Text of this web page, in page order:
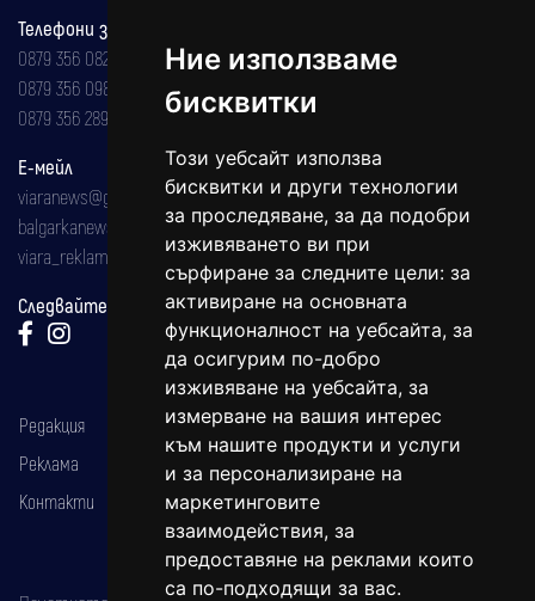
Ние използваме
бисквитки
Този уебсайт използва
бисквитки и други технологии
за проследяване, за да подобри
изживяването ви при
сърфиране за следните цели: за
активиране на основната
функционалност на уебсайта, за
да осигурим по-добро
изживяване на уебсайта, за
измерване на вашия интерес
към нашите продукти и услуги
и за персонализиране на
маркетинговите
взаимодействия, за
предоставяне на реклами които
са по-подходящи за вас.
Телефони за реклама и абонаменти
0879 356 082
0879 356 098
0879 356 289
Е-мейл
viaranews@gmail.com
balgarkanews@gmail.com
viara_reklama@mail.bg
Следвайте ни:
Редакция
Реклама
Контакти